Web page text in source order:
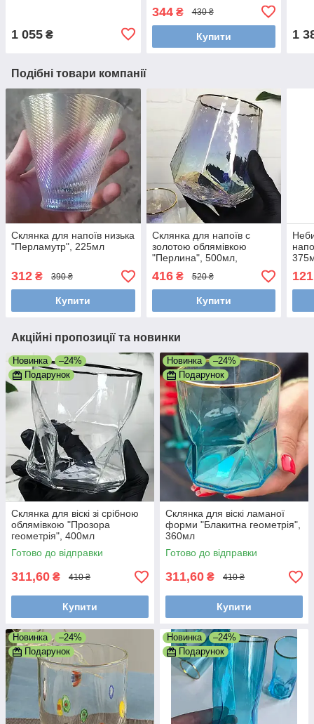
1 055 ₴
344₴ 430 ₴
Купити 1
Подібні товари компанії
Склянка для напоїв низька
"Перламутр", 225мл
312 ₴ 390 ₴
Купити
Склянка для напоїв c
золотою облямівкою
"Перлина", 500мл,
Перламутровий
416₴ 520 ₴
Купити
Акційні пропозиції та новинки
Новинка
–24%
Подарунок
Склянка для віскі зі срібною
облямівкою "Прозора
геометрія", 400мл
Готово до відправки
311,60 ₴ 410 ₴
Купити
Новинка
–24%
Подарунок
Склянка для віскі ламаної
форми "Блакитна геометрія",
360мл
Готово до відправки
311,60 ₴ 410 ₴
Купити
Новинка
–24%
Подарунок
Новинка
–24%
Подарунок